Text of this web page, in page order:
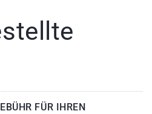
FÜR IHREN